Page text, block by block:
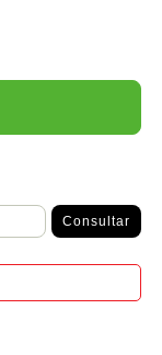
Consultar